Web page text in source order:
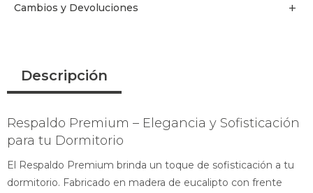
Cambios y Devoluciones
Descripción
Respaldo Premium – Elegancia y Sofisticación
para tu Dormitorio
El Respaldo Premium brinda un toque de sofisticación a tu
dormitorio. Fabricado en madera de eucalipto con frente